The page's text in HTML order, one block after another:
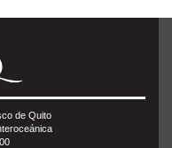
de Quito